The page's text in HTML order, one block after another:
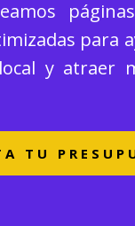
para
y atraer
TU